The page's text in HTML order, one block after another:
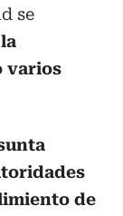
se
varios
de